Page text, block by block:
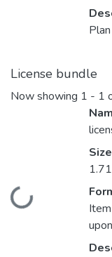
License bundle
Now showing 1 - 1
Loading...